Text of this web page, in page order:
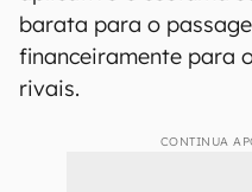
barata para o
financeiramente para
rivais.
CONTINUA